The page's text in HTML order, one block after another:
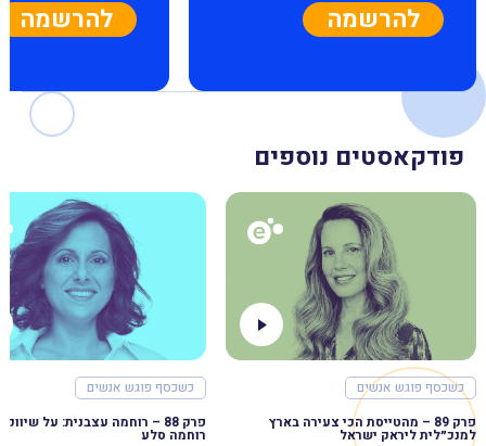
להרשמה
להרשמה
פודקאסטים נוספים
כשכסף פוגש אנשים
פרק 89 – מהטייסת הכי צעירה בארץ
למנכ״לית ליראק ישראל
כשכסף פוגש אנשים
רוחמה סלע